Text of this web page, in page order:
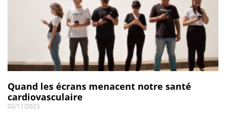
Quand les écrans menacent notre santé
cardiovasculaire
02/11/2023